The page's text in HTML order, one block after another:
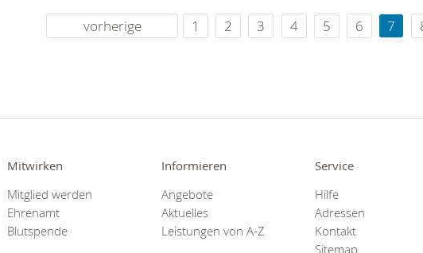
vorherige
1 2 3 4 5 6 7
Mitwirken
Mitglied werden
Ehrenamt
Blutspende
Informieren
Angebote
Aktuelles
Leistungen von A-Z
Service
Hilfe
Adressen
Kontakt
Sitemap